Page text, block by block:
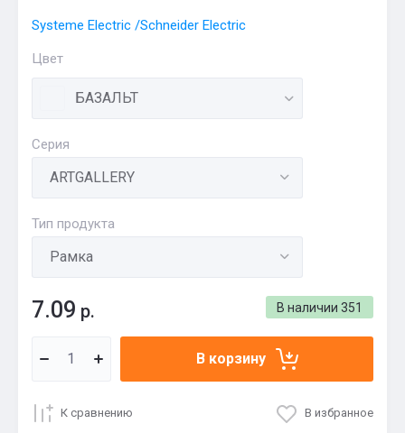
Systeme Electric /Schneider Electric
Цвет
БАЗАЛЬТ
Серия
Тип продукта
В наличии 351
7.09 р.
В корзину
К сравнению В избранное